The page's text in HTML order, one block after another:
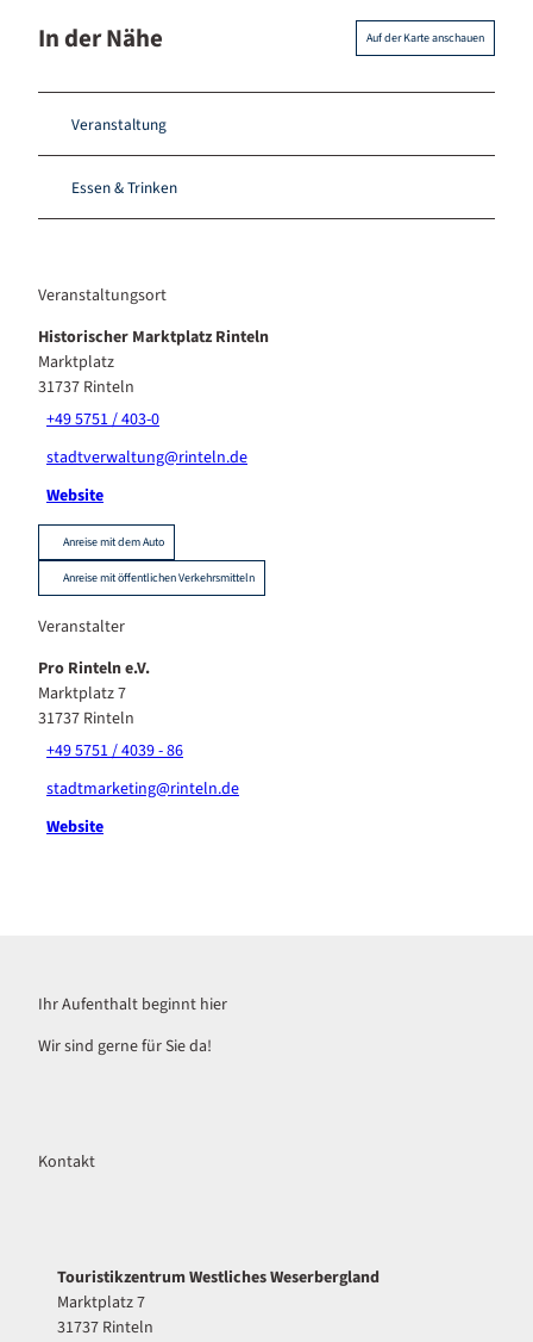
In der Nähe Auf der Karte anschauen
Veranstaltung
Essen & Trinken
Veranstaltungsort
Historischer Marktplatz Rinteln
Marktplatz
31737 Rinteln
+49 5751 / 403-0
stadtverwaltung@rinteln.de
Website
Anreise mit dem Auto
Anreise mit öffentlichen Verkehrsmitteln
Veranstalter
Pro Rinteln e.V.
Marktplatz 7
31737 Rinteln
+49 5751 / 4039 - 86
stadtmarketing@rinteln.de
Website
Ihr Aufenthalt beginnt hier
Wir sind gerne für Sie da!
Kontakt
Touristikzentrum Westliches Weserbergland
Marktplatz 7
31737 Rinteln